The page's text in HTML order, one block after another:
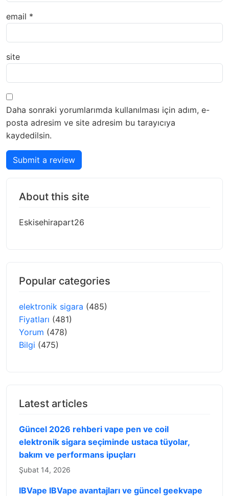
email *
site
Daha sonraki yorumlarımda kullanılması için adım, e-
posta adresim ve site adresim bu tarayıcıya
kaydedilsin.
Submit a review
About this site
Eskisehirapart26
Popular categories
elektronik sigara (485)
Fiyatları (481)
Yorum (478)
Bilgi (475)
Latest articles
Güncel 2026 rehberi vape pen ve coil
elektronik sigara seçiminde ustaca tüyolar,
bakım ve performans ipuçları
Şubat 14, 2026
IBVape IBVape avantajları ve güncel geekvape